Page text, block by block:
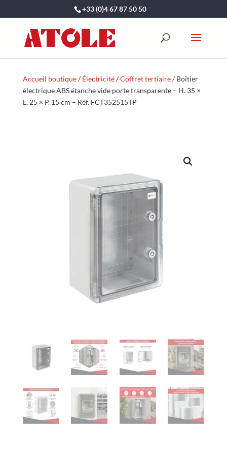
+33 (0)4 67 87 50 50
Accueil boutique/Électricité/Coffret tertiaire/ Boîtier
électrique ABS étanche vide porte transparente – H. 35 ×
L. 25 × P. 15 cm – Réf. FCT352515TP